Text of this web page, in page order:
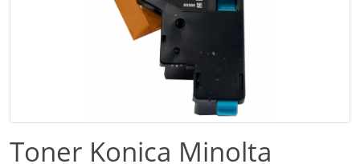
Toner Konica Minolta